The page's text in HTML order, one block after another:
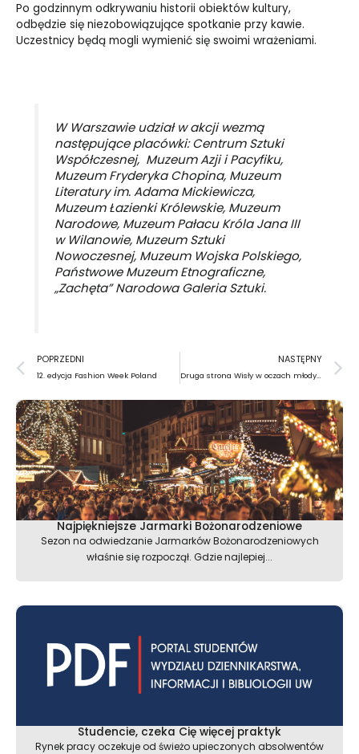
Po godzinnym odkrywaniu historii obiektów kultury,
odbędzie się niezobowiązujące spotkanie przy kawie.
Uczestnicy będą mogli wymienić się swoimi wrażeniami.
W Warszawie udział w akcji wezmą
następujące placówki: Centrum Sztuki
Współczesnej, Muzeum Azji i Pacyfiku,
Muzeum Fryderyka Chopina, Muzeum
Literatury im. Adama Mickiewicza,
Muzeum Łazienki Królewskie, Muzeum
Narodowe, Muzeum Pałacu Króla Jana III
w Wilanowie, Muzeum Sztuki
Nowoczesnej, Muzeum Wojska Polskiego,
Państwowe Muzeum Etnograficzne,
„Zachęta” Narodowa Galeria Sztuki.
Prev
POPRZEDNI
12. edycja Fashion Week Poland
NASTĘPNY
Druga strona Wisły w oczach młodych reżyserów
Najpiękniejsze Jarmarki Bożonarodzeniowe
Sezon na odwiedzanie Jarmarków Bożonarodzeniowych
właśnie się rozpoczął. Gdzie najlepiej...
Studencie, czeka Cię więcej praktyk
Rynek pracy oczekuje od świeżo upieczonych absolwentów